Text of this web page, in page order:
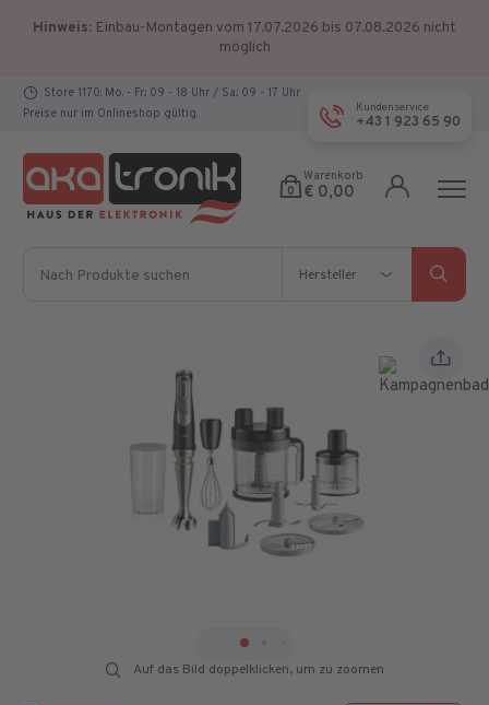
Hinweis: Einbau-Montagen vom 17.07.2026 bis 07.08.2026 nicht
möglich
Store 1170: Mo. - Fr.: 09 - 18 Uhr / Sa.: 09 - 17 Uhr
Preise nur im Onlineshop gültig.
Kundenservice
+43 1 923 65 90
0
Warenkorb
€ 0,00
Hersteller
Auf das Bild doppelklicken, um zu zoomen